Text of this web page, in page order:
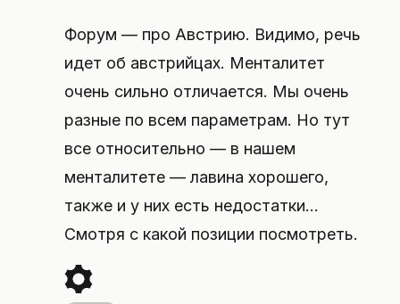
Форум — про Австрию. Видимо, речь
идет об австрийцах. Менталитет
очень сильно отличается. Мы очень
разные по всем параметрам. Но тут
все относительно — в нашем
менталитете — лавина хорошего,
также и у них есть недостатки…
Смотря с какой позиции посмотреть.